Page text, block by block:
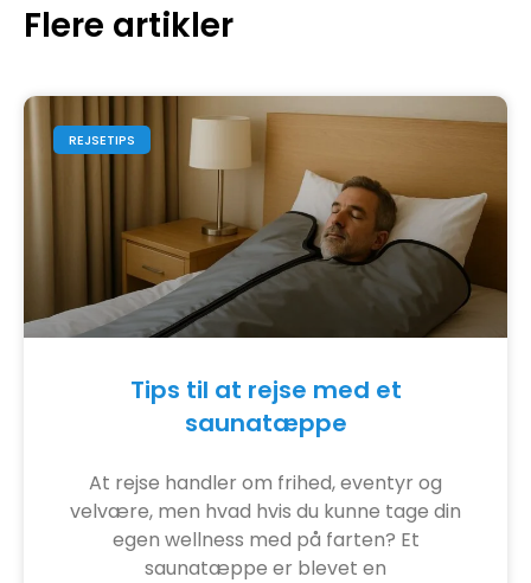
Flere artikler
REJSETIPS
Tips til at rejse med et
saunatæppe
At rejse handler om frihed, eventyr og
velvære, men hvad hvis du kunne tage din
egen wellness med på farten? Et
saunatæppe er blevet en